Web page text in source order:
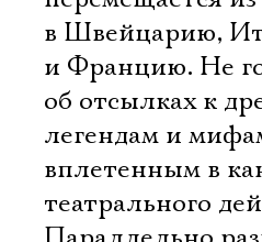
в Швейцарию,
и Францию. Не
об отсылках к
легендам и
вплетенным в
театрального